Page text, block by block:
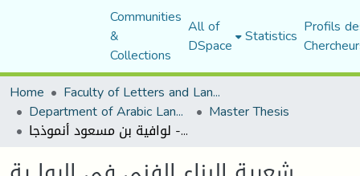
Communities
&
Collections
All of
DSpace Statistics Profils
Home
Faculty of Letters and Languages
Department of Arabic Language and Literature Master Thesis
شعریة البناء الفني في الروا یة النسو یة الجزائریة الحدیثة - روایة د وار العتمة - لوافیة بن مسعود أنموذجا